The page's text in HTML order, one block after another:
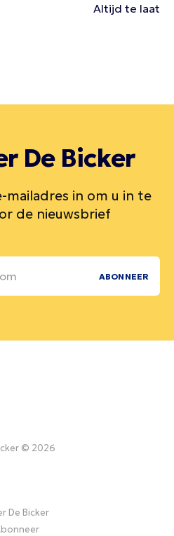
Altijd te laat
De Bicker
mailadres in om u in te
de nieuwsbrief
ABONNEER
© 2026
De Bicker